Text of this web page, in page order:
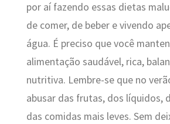
por aí fazendo essas dietas
de comer, de beber e vivendo
água. É preciso que você
alimentação saudável, rica,
nutritiva. Lembre-se que no
abusar das frutas, dos líquidos,
das comidas mais leves. Sem